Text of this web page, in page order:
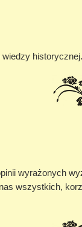
wiedzy
wyrażonych
wszystkich,